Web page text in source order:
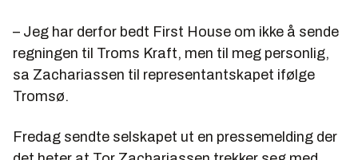
– Jeg har derfor bedt First House om ikke å sende
regningen til Troms Kraft, men til meg personlig,
sa Zachariassen til representantskapet ifølge
Tromsø.
Fredag sendte selskapet ut en pressemelding der